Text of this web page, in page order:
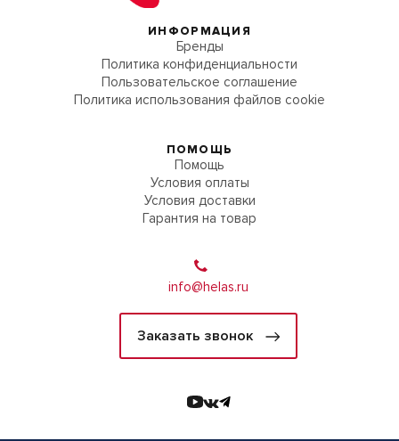
ИНФОРМАЦИЯ
Бренды
Политика конфиденциальности
Пользовательское соглашение
Политика использования файлов cookie
ПОМОЩЬ
Помощь
Условия оплаты
Условия доставки
Гарантия на товар
info@helas.ru
Заказать звонок